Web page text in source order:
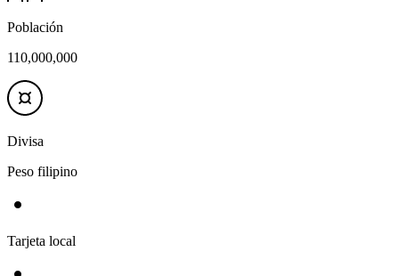
Población
110,000,000
Divisa
Peso filipino
Tarjeta local